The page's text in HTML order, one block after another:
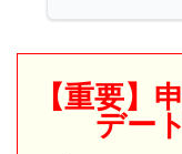
【重要】
デー